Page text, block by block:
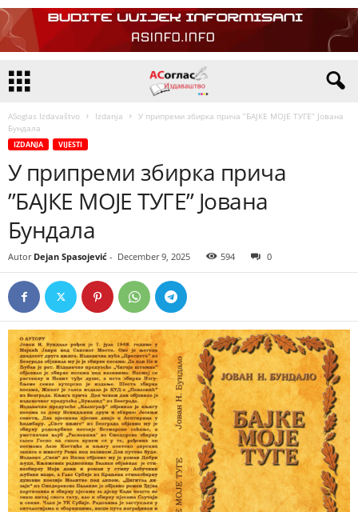
ASoglas Izdavaštvo Izdanja
У припреми збирка прича ”БАЈКЕ МОЈЕ ТУГЕ” Јована
Бундала
IZDANJA VIJESTI
У припреми збирка прича
”БАЈКЕ МОЈЕ ТУГЕ” Јована
Бундала
Autor Dejan Spasojević - December 9, 2025 594 0